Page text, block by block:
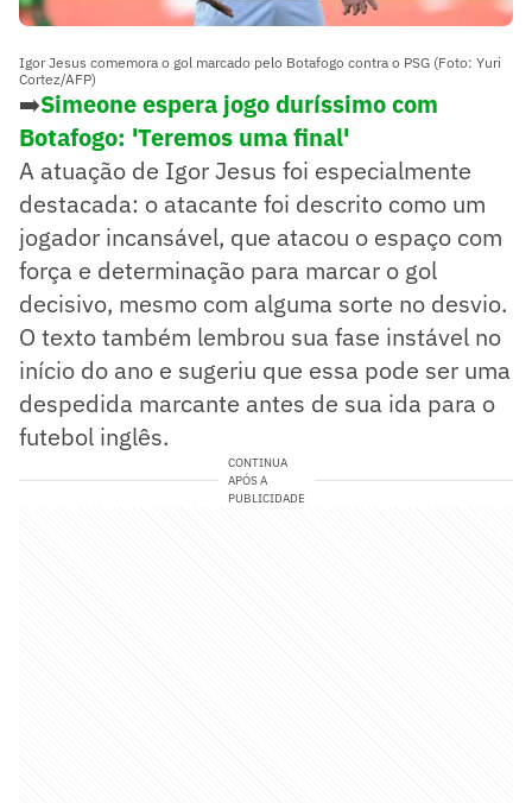
Igor Jesus comemora o gol marcado pelo Botafogo contra o PSG (Foto: Yuri
Cortez/AFP)
➡️Simeone espera jogo duríssimo com
Botafogo: 'Teremos uma final'
A atuação de Igor Jesus foi especialmente
destacada: o atacante foi descrito como um
jogador incansável, que atacou o espaço com
força e determinação para marcar o gol
decisivo, mesmo com alguma sorte no desvio.
O texto também lembrou sua fase instável no
início do ano e sugeriu que essa pode ser uma
despedida marcante antes de sua ida para o
futebol inglês.
CONTINUA
APÓS A
PUBLICIDADE